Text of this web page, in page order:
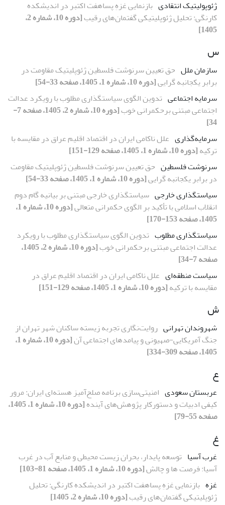
ژئوپولیتیک انتقادی بازنمایی غزهِ پساهفت اکتبر در اندیشکده
کارنگی: تحلیل ژئوپلیتیکی گفتمان‌های رقیب
[دوره 10، شماره 2،
1405]
س
سازمان ملل حق تعیین سرنوشت فلسطین ژئوپلیتیک مقاومت در
برابر یکجانبه گرایی[دوره 10، شماره 1، 1405، صفحه 33-54]
سرمایه اجتماعی تدوین الگوی سیاستگذاری مطلوب با رویکرد عدالت
اجتماعی مبتنی برحکمرانی خوب
[دوره 10، شماره 2، 1405، صفحه 7-
34]
سرمایه‌گذاری علل ناکامی ایران در اقتصاد اقلیم عراق در مقایسه با
ترکیه[دوره 10، شماره 1، 1405، صفحه 129-151]
سرنوشت فلسطین حق تعیین سرنوشت فلسطین ژئوپلیتیک مقاومت
در برابر یکجانبه گرایی[دوره 10، شماره 1، 1405، صفحه 33-54]
سیاستگذاری خارجی سیاستگذاری خارجی مبتنی بر بیانیه گام دوم
انقلاب اسلامی با تأکید بر الگوی حکمرانی متعالی
[دوره 10، شماره 1،
1405، صفحه 153-170]
سیاستگذاری مطلوب تدوین الگوی سیاستگذاری مطلوب با رویکرد
عدالت اجتماعی مبتنی برحکمرانی خوب
[دوره 10، شماره 2، 1405،
صفحه 7-34]
سیاست منطقه‌ای علل ناکامی ایران در اقتصاد اقلیم عراق در
مقایسه با ترکیه[دوره 10، شماره 1، 1405، صفحه 129-151]
ش
شهروندان تهرانی روایت‌نگاری تجربه زیسته ساکنان شهر تهران از
جنگ آمریکایی-صهیونی و پیامدهای اجتماعی آن
[دوره 10، شماره 1،
1405، صفحه 309-334]
ع
عربستان سعودی امنیتی‌سازی برنامه صلح‌آمیز هسته‌ای ایران: مرور
کیفی ادبیات و دستورکار پژوهش‌های آینده
[دوره 10، شماره 1، 1405،
صفحه 55-79]
غ
غرب آسیا توسعه پایدار، بحران زیست محیطی و منابع آب در غرب
آسیا: فرصت ها و چالش[دوره 10، شماره 1، 1405، صفحه 81-103]
غزه بازنمایی غزهِ پساهفت اکتبر در اندیشکده کارنگی: تحلیل
ژئوپلیتیکی گفتمان‌های رقیب[دوره 10، شماره 2، 1405]